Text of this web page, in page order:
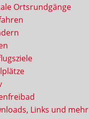
Ortsrundgänge
Links und mehr